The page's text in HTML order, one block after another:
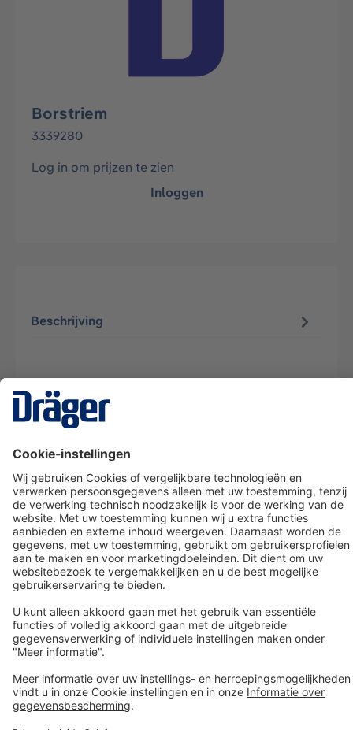
Borstriem
3339280
Log in om prijzen te zien
Inloggen
Beschrijving
Dräger klantenservice
Over Dräger
Bestellen in onze webshop
Community